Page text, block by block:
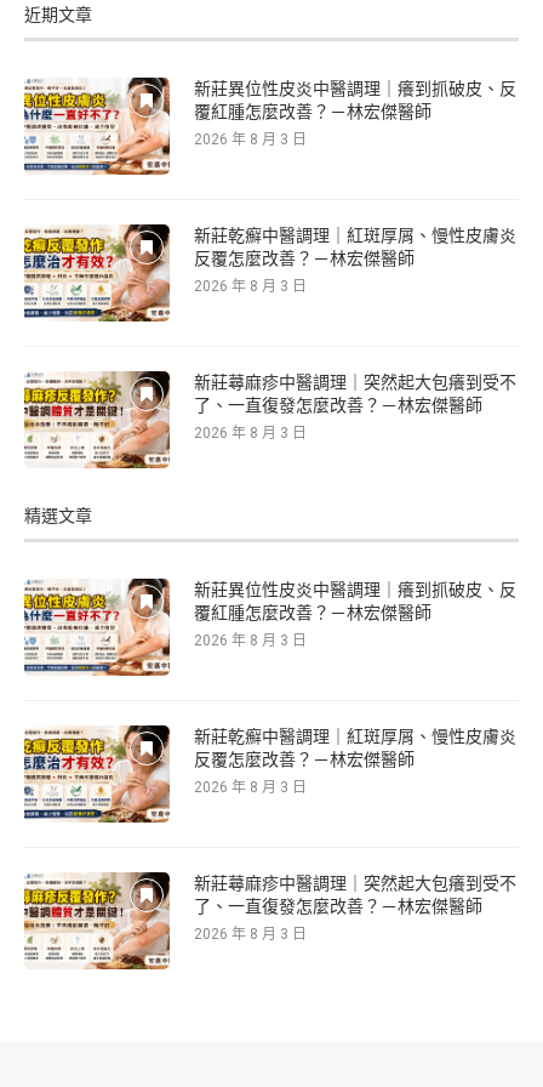
近期文章
新莊異位性皮炎中醫調理｜癢到抓破皮、反
覆紅腫怎麼改善？－林宏傑醫師
2026 年 8 月 3 日
新莊乾癬中醫調理｜紅斑厚屑、慢性皮膚炎
反覆怎麼改善？－林宏傑醫師
2026 年 8 月 3 日
新莊蕁麻疹中醫調理｜突然起大包癢到受不
了、一直復發怎麼改善？－林宏傑醫師
2026 年 8 月 3 日
精選文章
新莊異位性皮炎中醫調理｜癢到抓破皮、反
覆紅腫怎麼改善？－林宏傑醫師
2026 年 8 月 3 日
新莊乾癬中醫調理｜紅斑厚屑、慢性皮膚炎
反覆怎麼改善？－林宏傑醫師
2026 年 8 月 3 日
新莊蕁麻疹中醫調理｜突然起大包癢到受不
了、一直復發怎麼改善？－林宏傑醫師
2026 年 8 月 3 日